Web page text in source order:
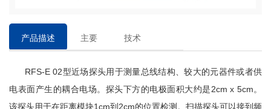
产品描述
主要
技术
RFS-E 02型近场探头用于测量总线结构、较大的元器件或者供
电表面产生的耦合电场。探头下方的电极面积大约是2cm x 5cm。
该探头用于在距离模块1cm到2cm的位置检测。扫描探头可以接到频